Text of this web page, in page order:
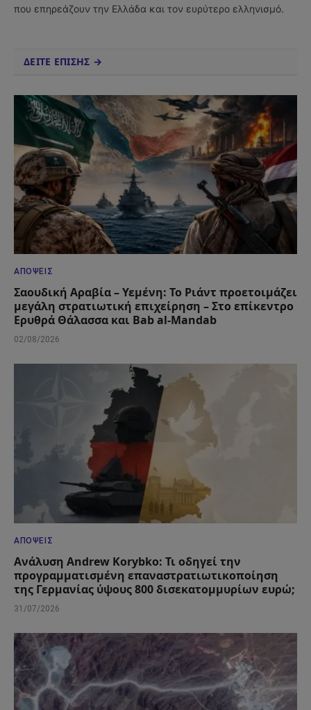
που επηρεάζουν την Ελλάδα και τον ευρύτερο ελληνισμό.
ΔΕΙΤΕ ΕΠΙΣΗΣ →
ΑΠΌΨΕΙΣ
Σαουδική Αραβία – Υεμένη: Το Ριάντ προετοιμάζει
μεγάλη στρατιωτική επιχείρηση – Στο επίκεντρο
Ερυθρά Θάλασσα και Bab al-Mandab
02/08/2026
ΑΠΌΨΕΙΣ
Ανάλυση Andrew Korybko: Τι οδηγεί την
προγραμματισμένη επαναστρατιωτικοποίηση
της Γερμανίας ύψους 800 δισεκατομμυρίων ευρώ;
31/07/2026